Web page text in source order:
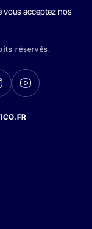
vous acceptez nos
réservés.